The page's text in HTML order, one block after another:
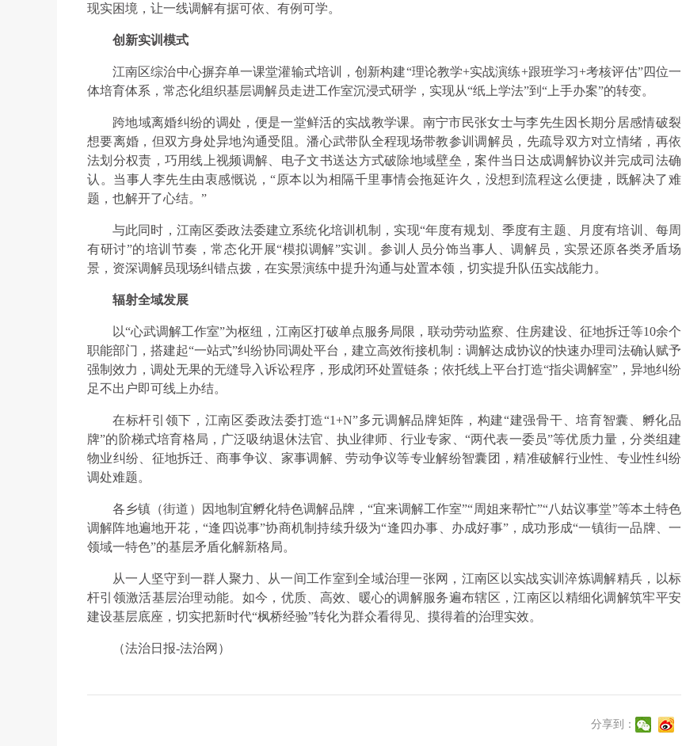
现实困境，让一线调解有据可依、有例可学。
创新实训模式
江南区综治中心摒弃单一课堂灌输式培训，创新构建“理论教学+实战演练+跟班学习+考核评估”四位一
体培育体系，常态化组织基层调解员走进工作室沉浸式研学，实现从“纸上学法”到“上手办案”的转变。
跨地域离婚纠纷的调处，便是一堂鲜活的实战教学课。南宁市民张女士与李先生因长期分居感情破裂
想要离婚，但双方身处异地沟通受阻。潘心武带队全程现场带教参训调解员，先疏导双方对立情绪，再依
法划分权责，巧用线上视频调解、电子文书送达方式破除地域壁垒，案件当日达成调解协议并完成司法确
认。当事人李先生由衷感慨说，“原本以为相隔千里事情会拖延许久，没想到流程这么便捷，既解决了难
题，也解开了心结。”
与此同时，江南区委政法委建立系统化培训机制，实现“年度有规划、季度有主题、月度有培训、每周
有研讨”的培训节奏，常态化开展“模拟调解”实训。参训人员分饰当事人、调解员，实景还原各类矛盾场
景，资深调解员现场纠错点拨，在实景演练中提升沟通与处置本领，切实提升队伍实战能力。
辐射全域发展
以“心武调解工作室”为枢纽，江南区打破单点服务局限，联动劳动监察、住房建设、征地拆迁等10余个
职能部门，搭建起“一站式”纠纷协同调处平台，建立高效衔接机制：调解达成协议的快速办理司法确认赋予
强制效力，调处无果的无缝导入诉讼程序，形成闭环处置链条；依托线上平台打造“指尖调解室”，异地纠纷
足不出户即可线上办结。
在标杆引领下，江南区委政法委打造“1+N”多元调解品牌矩阵，构建“建强骨干、培育智囊、孵化品
牌”的阶梯式培育格局，广泛吸纳退休法官、执业律师、行业专家、“两代表一委员”等优质力量，分类组建
物业纠纷、征地拆迁、商事争议、家事调解、劳动争议等专业解纷智囊团，精准破解行业性、专业性纠纷
调处难题。
各乡镇（街道）因地制宜孵化特色调解品牌，“宜来调解工作室”“周姐来帮忙”“八姑议事堂”等本土特色
调解阵地遍地开花，“逢四说事”协商机制持续升级为“逢四办事、办成好事”，成功形成“一镇街一品牌、一
领域一特色”的基层矛盾化解新格局。
从一人坚守到一群人聚力、从一间工作室到全域治理一张网，江南区以实战实训淬炼调解精兵，以标
杆引领激活基层治理动能。如今，优质、高效、暖心的调解服务遍布辖区，江南区以精细化调解筑牢平安
建设基层底座，切实把新时代“枫桥经验”转化为群众看得见、摸得着的治理实效。
（法治日报-法治网）
分享到：